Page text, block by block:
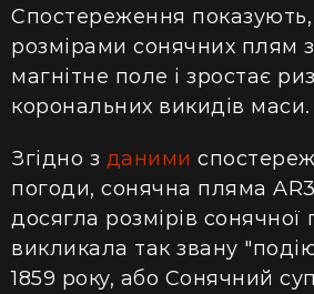
Спостереження
розмірами сонячних плям
магнітне поле і зростає
корональних викидів маси.
Згідно з даними
погоди, сонячна пляма
досягла розмірів сонячної
викликала так звану
1859 року, або Сонячний